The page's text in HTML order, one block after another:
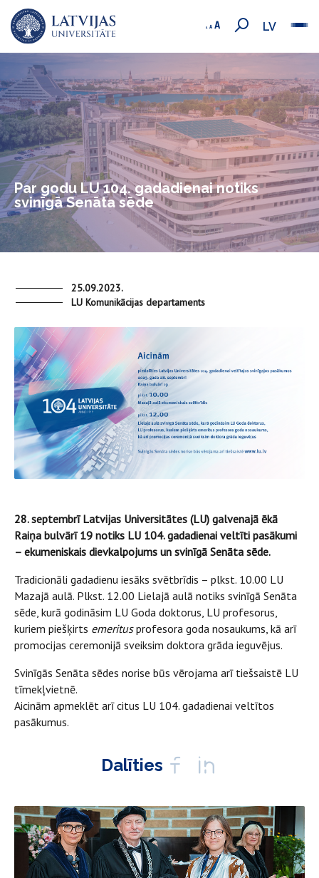
LV
Par godu LU 104. gadadienai notiks
svinīgā Senāta sēde
25.09.2023.
LU Komunikācijas departaments
28. septembrī Latvijas Universitātes (LU) galvenajā ēkā
Raiņa bulvārī 19 notiks LU 104. gadadienai veltīti pasākumi
– ekumeniskais dievkalpojums un svinīgā Senāta sēde.
Tradicionāli gadadienu iesāks svētbrīdis – plkst. 10.00 LU
Mazajā aulā. Plkst. 12.00 Lielajā aulā notiks svinīgā Senāta
sēde, kurā godināsim LU Goda doktorus, LU profesorus,
kuriem piešķirts emeritusprofesora goda nosaukums, kā arī
promocijas ceremonijā sveiksim doktora grāda ieguvējus.
Svinīgās Senāta sēdes norise būs vērojama arī tiešsaistē LU
tīmekļvietnē.
Aicinām apmeklēt arī citus LU 104. gadadienai veltītos
pasākumus.
Dalīties